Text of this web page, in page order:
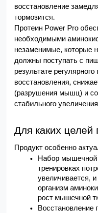
восстановление
тормозится.
Протеин Power Pro
необходимыми
незаменимые, которые
должны поступать с
результате
восстановления,
(разрушения мышц) и
стабильного
Для каких целей
Продукт особенно
Набор
тренировках
увеличивается,
организм
рост мышечной
Восстановление